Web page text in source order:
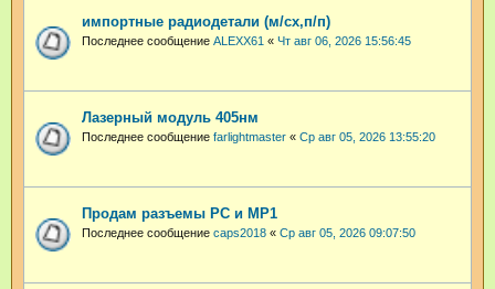
импортные радиодетали (м/сх,п/п)
Последнее сообщение ALEXX61 « Чт авг 06, 2026 15:56:45
Лазерный модуль 405нм
Последнее сообщение farlightmaster « Ср авг 05, 2026 13:55:20
Продам разъемы РС и МР1
Последнее сообщение caps2018 « Ср авг 05, 2026 09:07:50